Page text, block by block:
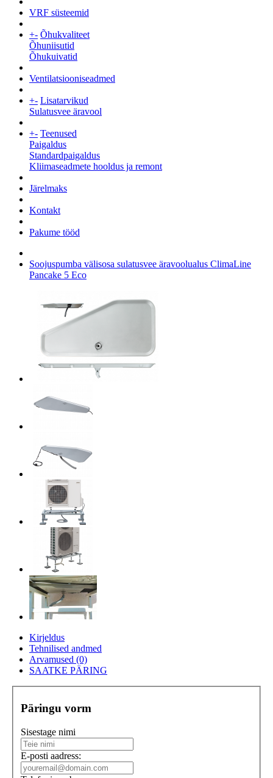
VRF süsteemid
+- Õhukvaliteet
Õhuniisutid
Õhukuivatid
Ventilatsiooniseadmed
+- Lisatarvikud
Sulatusvee äravool
+- Teenused
Paigaldus
Standardpaigaldus
Kliimaseadmete hooldus ja remont
Järelmaks
Kontakt
Pakume tööd
Soojuspumba välisosa sulatusvee äravoolualus ClimaLine
Pancake 5 Eco
Kirjeldus
Tehnilised andmed
Arvamused (0)
SAATKE PÄRING
Päringu vorm
Sisestage nimi
E-posti aadress: